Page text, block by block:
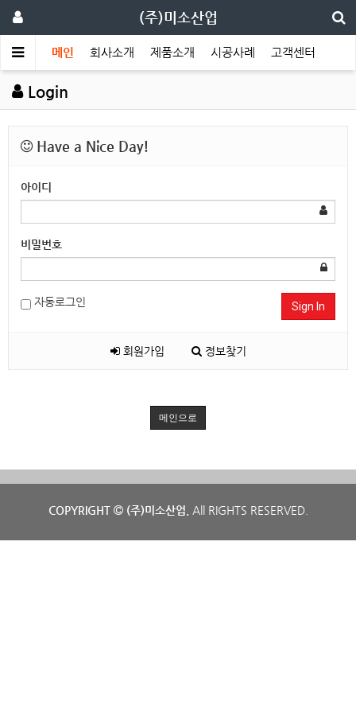
(주)미소산업
메인 회사소개 제품소개 시공사례 고객센터
Login
Have a Nice Day!
아이디
비밀번호
자동로그인 Sign In
회원가입 정보찾기
메인으로
COPYRIGHT (주)미소산업. All RIGHTS RESERVED.